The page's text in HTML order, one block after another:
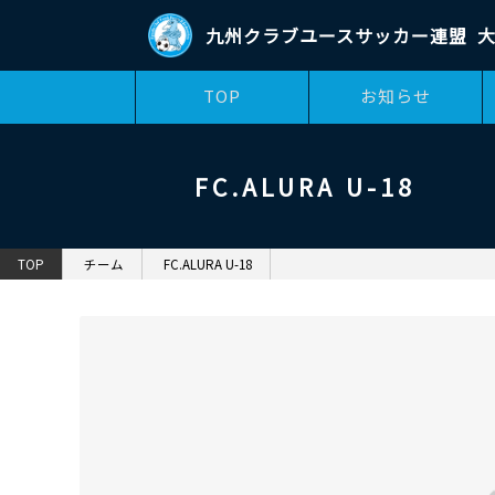
九州クラブユースサッカー連盟
TOP お知らせ
FC.ALURA U-18
TOP チーム FC.ALURA U-18